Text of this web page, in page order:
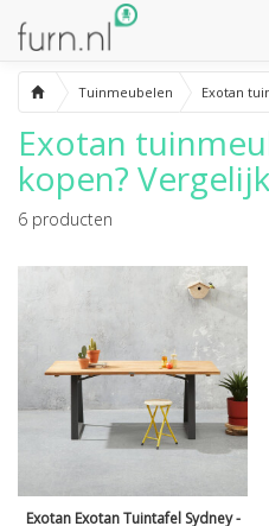
Tuinmeubelen Exotan
Exotan
kopen?
6 producten
Exotan Exotan Tuintafel Sydney -